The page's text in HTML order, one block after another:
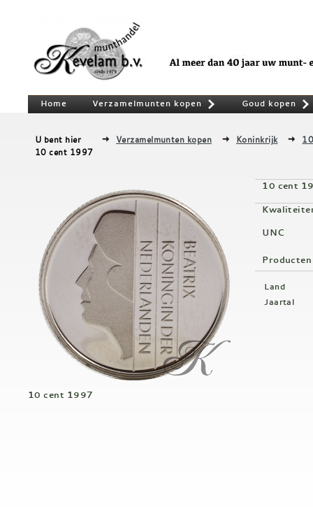
Home Verzamelmunten kopen Goud kopen
U bent hier Verzamelmunten kopen Koninkrijk
10 cent 1997
10 cent 1997
10 cent
UNC
Land
Jaartal